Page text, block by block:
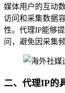
媒体用户的互动
访问和采集数据
性。代理IP能够
问，避免因采集
二、代理IP的